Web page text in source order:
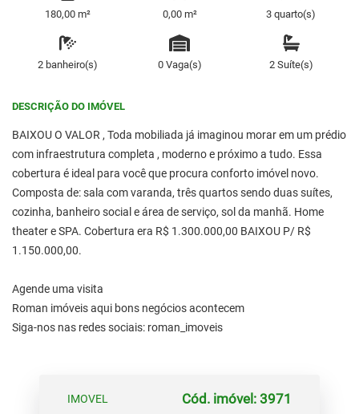
180,00 m² 0,00 m² 3 quarto(s)
2 banheiro(s) 0 Vaga(s) 2 Suíte(s)
DESCRIÇÃO DO IMÓVEL
BAIXOU O VALOR , Toda mobiliada já imaginou morar em um prédio
com infraestrutura completa , moderno e próximo a tudo. Essa
cobertura é ideal para você que procura conforto imóvel novo.
Composta de: sala com varanda, três quartos sendo duas suítes,
cozinha, banheiro social e área de serviço, sol da manhã. Home
theater e SPA. Cobertura era R$ 1.300.000,00 BAIXOU P/ R$
1.150.000,00.
Agende uma visita
Roman imóveis aqui bons negócios acontecem
Siga-nos nas redes sociais: roman_imoveis
IMOVEL Cód. imóvel: 3971